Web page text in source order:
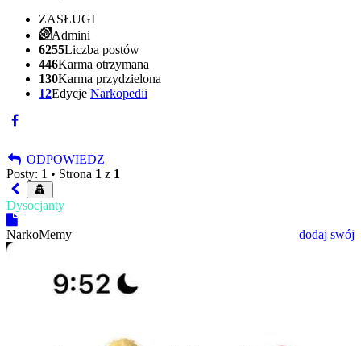
ZASŁUGI
Admini
6255Liczba postów
446Karma otrzymana
130Karma przydzielona
12Edycje Narkopedii
ODPOWIEDZ
Posty: 1 • Strona 1 z 1
Dysocjanty
NarkoMemy dodaj swój